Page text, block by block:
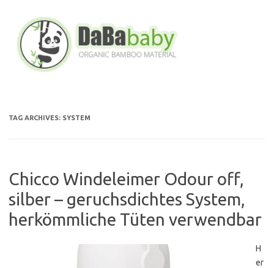
content
TAG ARCHIVES: SYSTEM
Chicco Windeleimer Odour off,
silber – geruchsdichtes System,
herkömmliche Tüten verwendbar
H
er